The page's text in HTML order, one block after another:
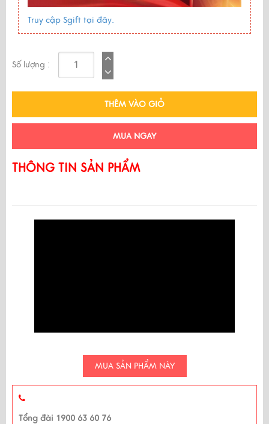
Truy cập Sgift tại đây.
Số lượng :
THÊM VÀO GIỎ
MUA NGAY
THÔNG TIN SẢN PHẨM
MUA SẢN PHẨM NÀY
Tổng đài 1900 63 60 76